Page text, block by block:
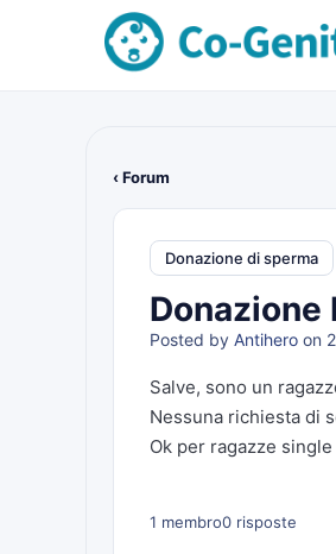
‹ Forum
Donazione di sperma
Donazione
Posted by Antihero on
Salve, sono un
Nessuna richiesta di
Ok per ragazze
1 membro0 risposte